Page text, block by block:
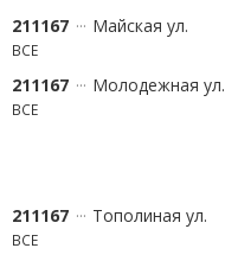
211167 Майская ул.
ВСЕ
211167 Молодежная ул.
ВСЕ
211167 Тополиная ул.
ВСЕ